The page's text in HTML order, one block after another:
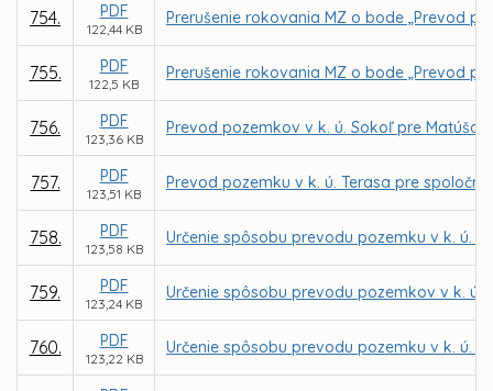
754. PDF
122,44 KB
Prerušenie rokovania MZ o bode „Prevod
755. PDF
122,5 KB
Prerušenie rokovania MZ o bode „Prevod
756. PDF
123,36 KB
Prevod pozemkov v k. ú. Sokoľ pre
757. PDF
123,51 KB
Prevod pozemku v k. ú. Terasa pre
758. PDF
123,58 KB
Určenie spôsobu prevodu pozemku v k. ú.
759. PDF
123,24 KB
Určenie spôsobu prevodu pozemkov v k.
760. PDF
123,22 KB
Určenie spôsobu prevodu pozemku v k. ú.